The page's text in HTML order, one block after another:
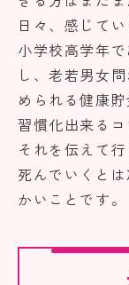
日々、感じてい
小学校高学年
し、老若男女
められる健康貯
習慣化出来るコ
それを伝えて
死んでいくと
かいことです。